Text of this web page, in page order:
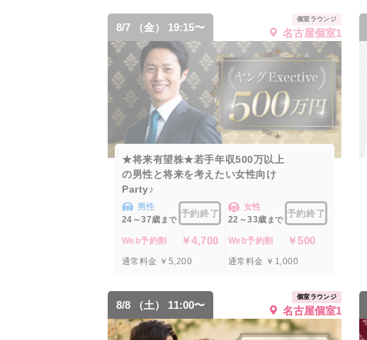
8/7 （金） 19:15〜
個室ラウンジ
名古屋個室1
★将来有望株★若手年収500万以上
の男性と将来を考えたい女性向け
Party♪
男性
24～37歳 まで
予約終了
Web予約割 ￥4,700
通常料金 ￥5,200
女性
22～33歳 まで
予約終了
Web予約割 ￥500
通常料金 ￥1,000
8/8 （土） 11:00〜
個室ラウンジ
名古屋個室1